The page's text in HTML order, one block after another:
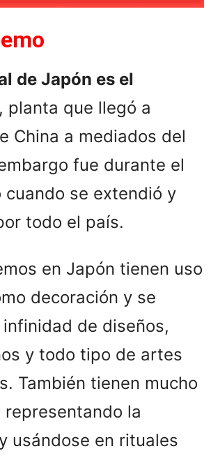
de Japón es el
, planta que llegó a
China a mediados del
fue durante el
cuando se extendió y
todo el país.
en Japón tienen uso
decoración y se
de diseños,
y todo tipo de artes
También tienen mucho
representando la
usándose en rituales